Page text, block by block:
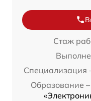
Стаж
Специализация
Образование –